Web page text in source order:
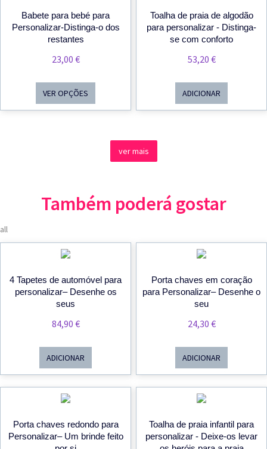
Babete para bebé para
Personalizar-Distinga-o dos
restantes
23,00 €
VER OPÇÕES
Toalha de praia de algodão
para personalizar - Distinga-
se com conforto
53,20 €
ADICIONAR
ver mais
Também poderá gostar
all
4 Tapetes de automóvel para
personalizar– Desenhe os
seus
84,90 €
ADICIONAR
Porta chaves em coração
para Personalizar– Desenhe o
seu
24,30 €
ADICIONAR
Porta chaves redondo para
Personalizar– Um brinde feito
Toalha de praia infantil para
personalizar - Deixe-os levar